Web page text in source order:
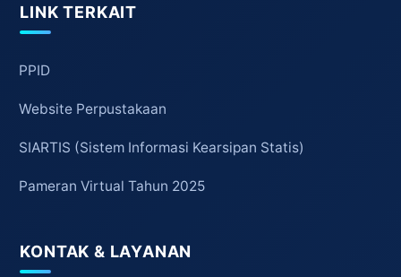
LINK TERKAIT
PPID
Website Perpustakaan
SIARTIS (Sistem Informasi Kearsipan Statis)
Pameran Virtual Tahun 2025
KONTAK & LAYANAN